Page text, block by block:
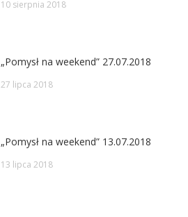
10 sierpnia 2018
„Pomysł na weekend” 27.07.2018
27 lipca 2018
„Pomysł na weekend” 13.07.2018
13 lipca 2018